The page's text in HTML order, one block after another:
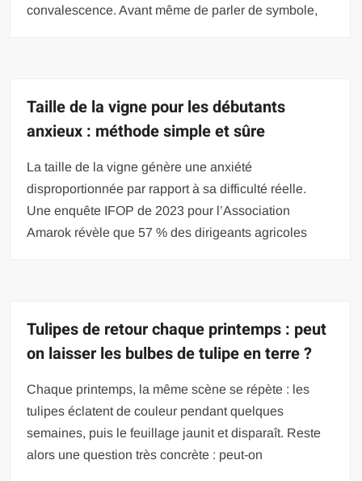
convalescence. Avant même de parler de symbole,
Taille de la vigne pour les débutants
anxieux : méthode simple et sûre
La taille de la vigne génère une anxiété
disproportionnée par rapport à sa difficulté réelle.
Une enquête IFOP de 2023 pour l’Association
Amarok révèle que 57 % des dirigeants agricoles
Tulipes de retour chaque printemps : peut
on laisser les bulbes de tulipe en terre ?
Chaque printemps, la même scène se répète : les
tulipes éclatent de couleur pendant quelques
semaines, puis le feuillage jaunit et disparaît. Reste
alors une question très concrète : peut-on